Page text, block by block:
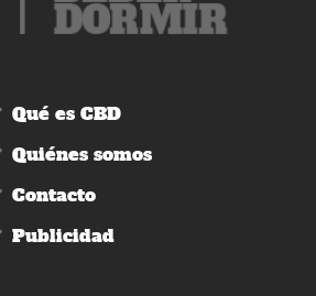
Qué es CBD
Quiénes somos
Contacto
Publicidad